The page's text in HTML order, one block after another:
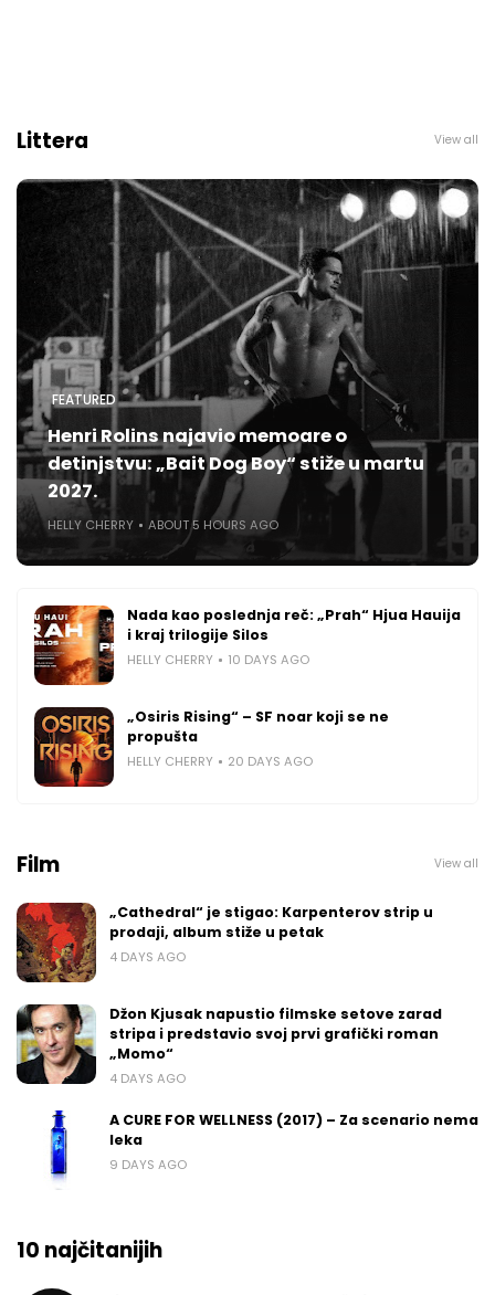
Littera View all
FEATURED
Henri Rolins najavio memoare o
detinjstvu: „Bait Dog Boy“ stiže u martu
2027.
HELLY CHERRY ABOUT 5 HOURS AGO
Nada kao poslednja reč: „Prah“ Hjua Hauija
i kraj trilogije Silos
HELLY CHERRY 10 DAYS AGO
„Osiris Rising“ – SF noar koji se ne
propušta
HELLY CHERRY 20 DAYS AGO
Film View all
„Cathedral“ je stigao: Karpenterov strip u
prodaji, album stiže u petak
4 DAYS AGO
Džon Kjusak napustio filmske setove zarad
stripa i predstavio svoj prvi grafički roman
„Momo“
4 DAYS AGO
A CURE FOR WELLNESS (2017) – Za scenario nema
leka
9 DAYS AGO
10 najčitanijih